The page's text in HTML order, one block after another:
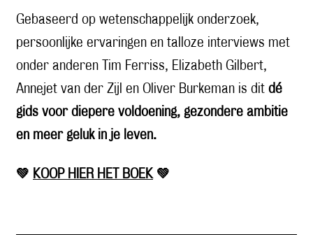
Gebaseerd op wetenschappelijk onderzoek,
persoonlijke ervaringen en talloze interviews met
onder anderen Tim Ferriss, Elizabeth Gilbert,
Annejet van der Zijl en Oliver Burkeman is dit dé
gids voor diepere voldoening, gezondere ambitie
en meer geluk in je leven.
💚 KOOP HIER HET BOEK 💚